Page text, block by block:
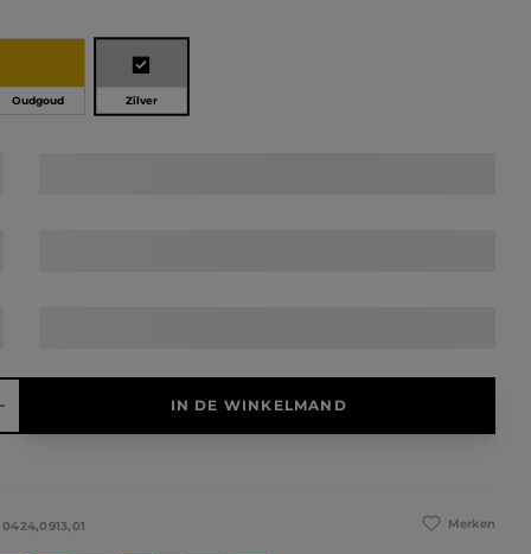
Oudgoud Zilver
IN DE WINKELMAND
Merken
0424,0913,01